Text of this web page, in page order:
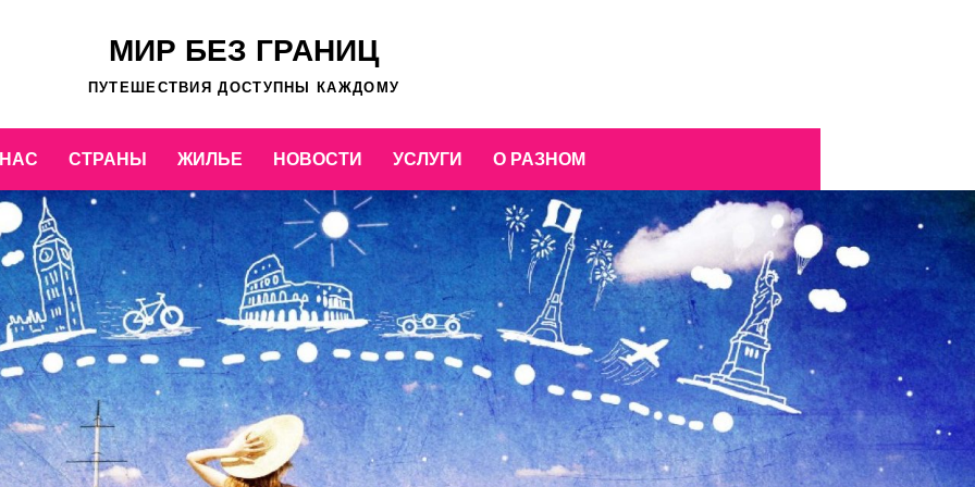
МИР БЕЗ ГРАНИЦ
ПУТЕШЕСТВИЯ ДОСТУПНЫ КАЖДОМУ
СТРАНЫ ЖИЛЬЕ НОВОСТИ УСЛУГИ О РАЗНОМ